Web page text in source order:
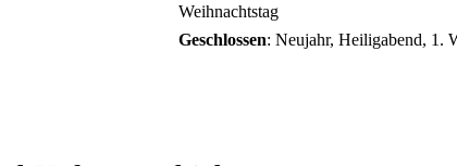
Weihnachtstag
Geschlossen: Neujahr, Heiligabend, 1.